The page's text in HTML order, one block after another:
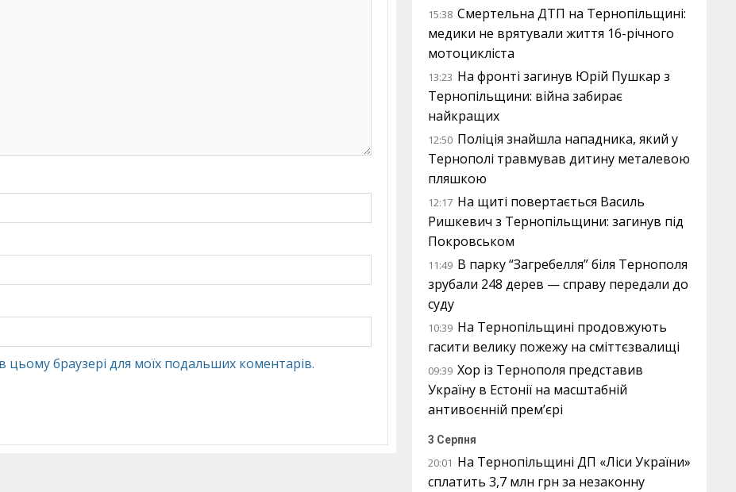
цьому браузері для моїх подальших коментарів.
15:38 Смертельна ДТП на Тернопільщині:
медики не врятували життя 16-річного
мотоцикліста
13:23 На фронті загинув Юрій Пушкар з
Тернопільщини: війна забирає
найкращих
12:50 Поліція знайшла нападника, який у
Тернополі травмував дитину металевою
пляшкою
12:17 На щиті повертається Василь
Ришкевич з Тернопільщини: загинув під
Покровськом
11:49 В парку “Загребелля” біля Тернополя
зрубали 248 дерев — справу передали до
суду
10:39 На Тернопільщині продовжують
гасити велику пожежу на сміттєзвалищі
09:39 Хор із Тернополя представив
Україну в Естонії на масштабній
антивоєнній прем’єрі
3 Серпня
20:01 На Тернопільщині ДП «Ліси України»
сплатить 3,7 млн грн за незаконну